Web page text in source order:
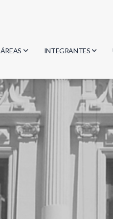
ÁREAS
Biología
Física
Geociencias
Informática
Matemática
INTEGRANTES
Investigadores
Estudiantes
Egresados